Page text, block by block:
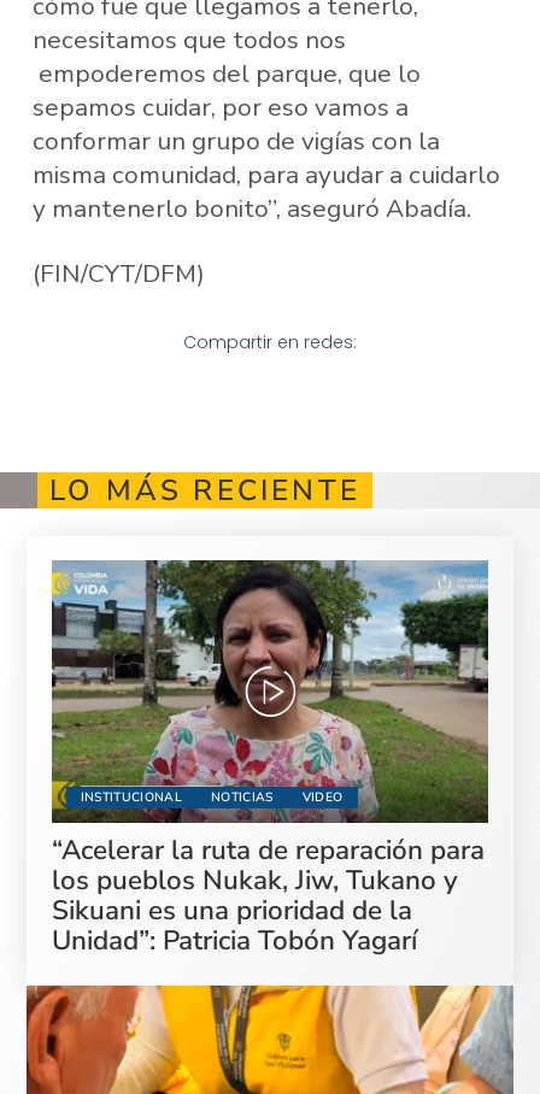
necesitamos que todos nos
empoderemos del parque, que lo
sepamos cuidar, por eso vamos a
conformar un grupo de vigías con la
misma comunidad, para ayudar a cuidarlo
y mantenerlo bonito”, aseguró Abadía.
(FIN/CYT/DFM)
Compartir en redes:
LO MÁS RECIENTE
INSTITUCIONAL NOTICIAS VIDEO
“Acelerar la ruta de reparación para
los pueblos Nukak, Jiw, Tukano y
Sikuani es una prioridad de la
Unidad”: Patricia Tobón Yagarí